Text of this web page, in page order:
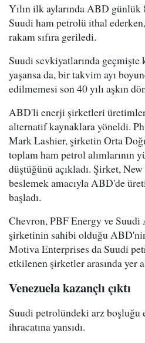
Yılın ilk aylarında ABD
Suudi ham petrolü ithal
rakam sıfıra geriledi.
Suudi sevkiyatlarında geçmişte
yaşansa da, bir takvim ayı
edilmemesi son 40 yılı aşkın
ABD'li enerji şirketleri
alternatif kaynaklara yöneldi.
Mark Lashier, şirketin Orta
toplam ham petrol alımlarının
düştüğünü açıkladı. Şirket,
beslemek amacıyla ABD'de
başladı.
Chevron, PBF Energy ve
şirketinin sahibi olduğu
Motiva Enterprises da Suudi
etkilenen şirketler arasında yer
Venezuela kazançlı çıktı
Suudi petrolündeki arz boşluğu
ihracatına yansıdı.